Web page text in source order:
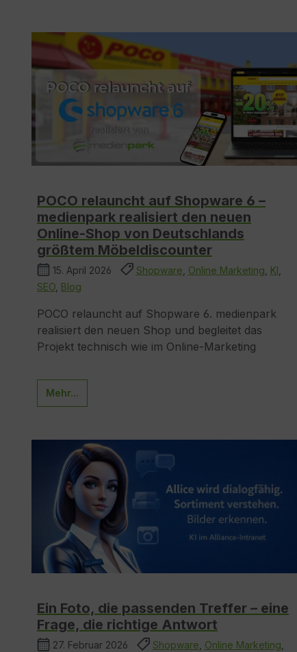
POCO relauncht auf Shopware 6 –
medienpark realisiert den neuen
Online-Shop von Deutschlands
größtem Möbeldiscounter
15. April 2026 Shopware Online Marketing KI
SEO Blog
POCO relauncht auf Shopware 6. medienpark
realisiert den neuen Shop und begleitet das
Projekt technisch wie im Online-Marketing
Mehr...
Ein Foto, die passenden Treffer – eine
Frage, die richtige Antwort
27. Februar 2026 Shopware Online Marketing